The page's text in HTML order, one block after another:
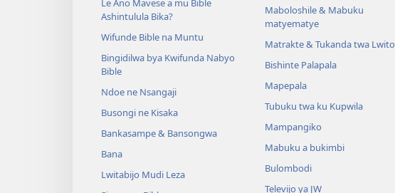
Ashintulula Bika?
Wifunde Bible na Muntu
Bingidilwa bya Kwifunda Nabyo
Bible
Ndoe ne Nsangaji
Busongi ne Kisaka
Bankasampe & Bansongwa
Bana
Lwitabijo Mudi Leza
Maboloshile & Mabuku
matyematye
Matrakte & Tukanda twa Lwito
Bishinte Palapala
Mapepala
Tubuku twa ku Kupwila
Mampangiko
Mabuku a bukimbi
Bulombodi
Televijo ya JW